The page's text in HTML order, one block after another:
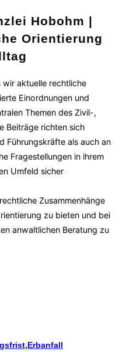
Hobohm |
Orientierung
wir aktuelle rechtliche
Einordnungen und
Themen des Zivil-,
Beiträge richten sich
Führungskräfte als auch an
Fragestellungen in ihrem
Umfeld sicher
Zusammenhänge
zu bieten und bei
anwaltlichen Beratung zu
,Erbanfall